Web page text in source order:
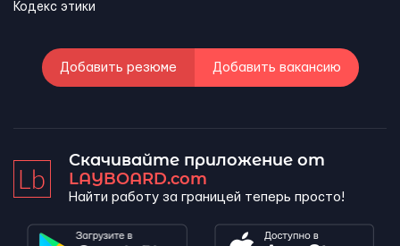
Кодекс этики
Добавить резюме Добавить вакансию
Скачивайте приложение от
LAYBOARD.com
Найти работу за границей теперь просто!